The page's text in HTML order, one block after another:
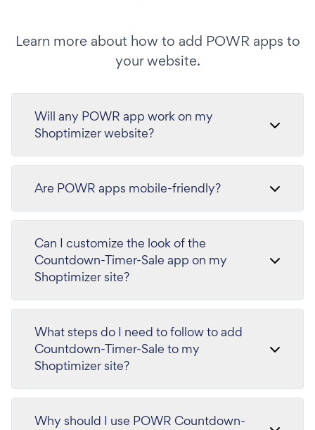
Learn more about how to add POWR apps to
your website.
Will any POWR app work on my
Shoptimizer website?
Are POWR apps mobile-friendly?
Can I customize the look of the
Countdown-Timer-Sale app on my
Shoptimizer site?
What steps do I need to follow to add
Countdown-Timer-Sale to my
Shoptimizer site?
Why should I use POWR Countdown-